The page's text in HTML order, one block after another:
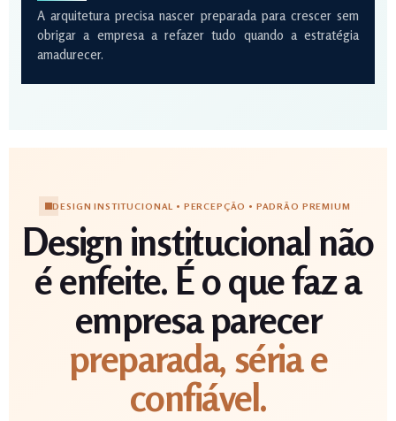
A arquitetura precisa nascer preparada para crescer sem
obrigar a empresa a refazer tudo quando a estratégia
amadurecer.
DESIGN INSTITUCIONAL • PERCEPÇÃO • PADRÃO PREMIUM
Design institucional não
é enfeite. É o que faz a
empresa parecer
preparada, séria e
confiável.